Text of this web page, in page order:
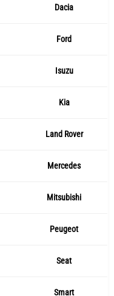
Dacia
Ford
Isuzu
Kia
Land Rover
Mercedes
Mitsubishi
Peugeot
Seat
Smart